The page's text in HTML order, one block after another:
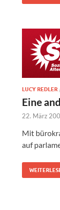
LUCY REDLER
Eine
22. März
Mit
auf